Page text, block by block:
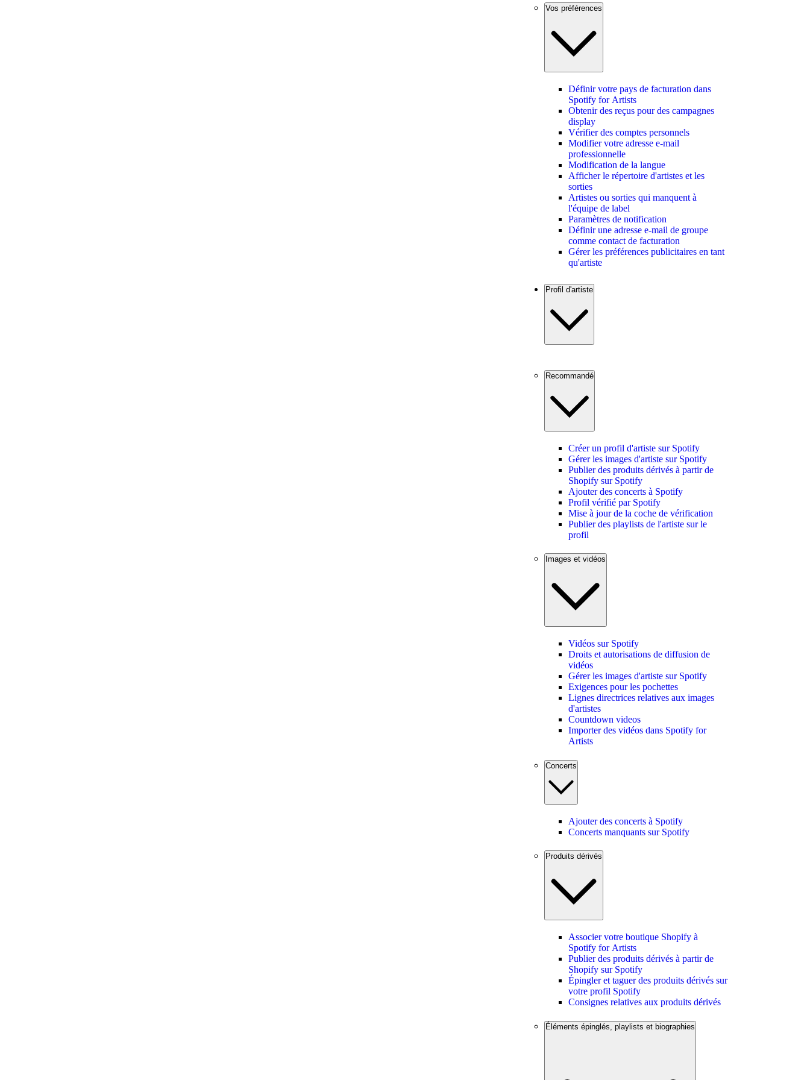
Vos préférences
Définir votre pays de facturation dans
Spotify for Artists
Obtenir des reçus pour des campagnes
display
Vérifier des comptes personnels
Modifier votre adresse e-mail
professionnelle
Modification de la langue
Afficher le répertoire d'artistes et les
sorties
Artistes ou sorties qui manquent à
l'équipe de label
Paramètres de notification
Définir une adresse e-mail de groupe
comme contact de facturation
Gérer les préférences publicitaires en tant
qu'artiste
Profil d'artiste
Recommandé
Créer un profil d'artiste sur Spotify
Gérer les images d'artiste sur Spotify
Publier des produits dérivés à partir de
Shopify sur Spotify
Ajouter des concerts à Spotify
Profil vérifié par Spotify
Mise à jour de la coche de vérification
Publier des playlists de l'artiste sur le
profil
Images et vidéos
Vidéos sur Spotify
Droits et autorisations de diffusion de
vidéos
Gérer les images d'artiste sur Spotify
Exigences pour les pochettes
Lignes directrices relatives aux images
d'artistes
Countdown videos
Importer des vidéos dans Spotify for
Artists
Concerts
Ajouter des concerts à Spotify
Concerts manquants sur Spotify
Produits dérivés
Associer votre boutique Shopify à
Spotify for Artists
Publier des produits dérivés à partir de
Shopify sur Spotify
Épingler et taguer des produits dérivés sur
votre profil Spotify
Consignes relatives aux produits dérivés
Éléments épinglés, playlists et biographies